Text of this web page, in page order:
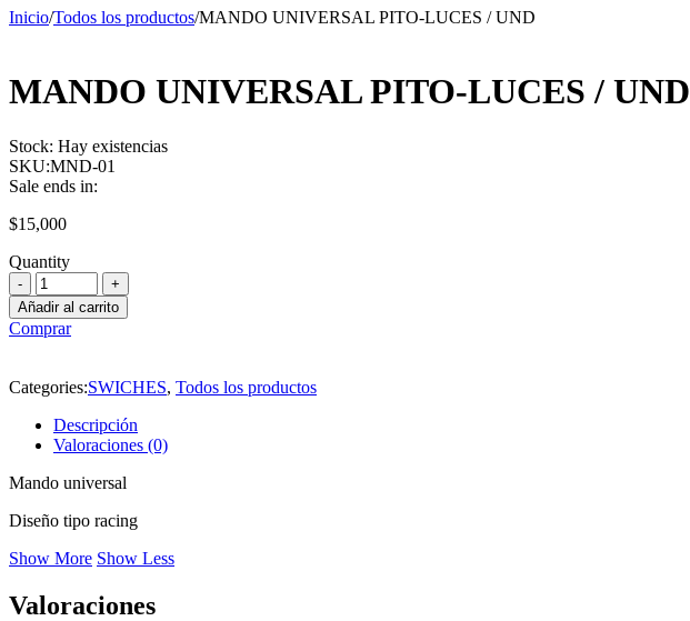
Inicio/Todos los productos/MANDO UNIVERSAL PITO-LUCES / UND
MANDO UNIVERSAL PITO-LUCES / UND
Stock: Hay existencias
SKU:MND-01
Sale ends in:
$15,000
Quantity
Añadir al carrito
Comprar
Categories:SWICHES, Todos los productos
Descripción
Valoraciones (0)
Mando universal
Diseño tipo racing
Show More Show Less
Valoraciones